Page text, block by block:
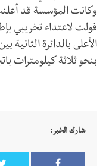
فولت لاعتداء تخريبي
بنحو ثلاثة كيلومترات
شارك الخبر: